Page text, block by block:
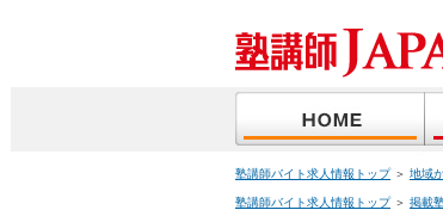
塾講師バイト求人情報トップ＞ 地域
塾講師バイト求人情報トップ＞ 掲載